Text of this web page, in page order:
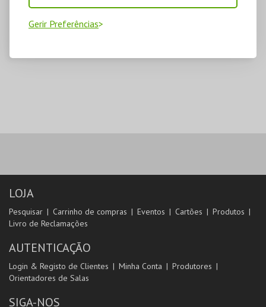
Gerir Preferências
LOJA
Pesquisar Carrinho de compras Eventos Cartões
Produtos
Livro de Reclamações
AUTENTICAÇÃO
Login & Registo de Clientes Minha Conta
Produtores
Orientadores de Salas
SIGA-NOS